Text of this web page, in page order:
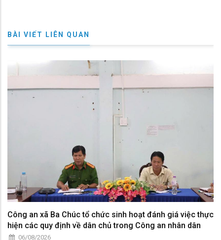
BÀI VIẾT LIÊN QUAN
Công an xã Ba Chúc tổ chức sinh hoạt đánh giá việc thực
hiện các quy định về dân chủ trong Công an nhân dân
06/08/2026